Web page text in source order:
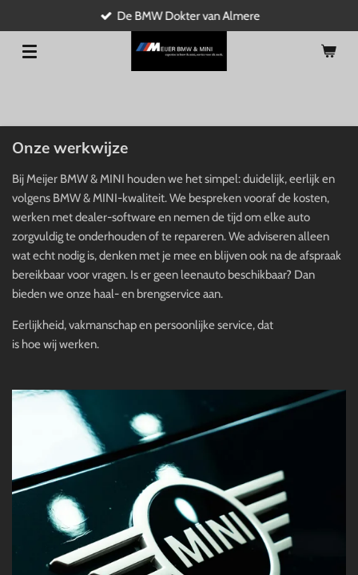
direct
naar
De BMW Dokter van Almere
Onze werkwijze
Bij Meijer BMW & MINI houden we het simpel: duidelijk, eerlijk en
volgens BMW & MINI-kwaliteit. We bespreken vooraf de kosten,
werken met dealer-software en nemen de tijd om elke auto
zorgvuldig te onderhouden of te repareren. We adviseren alleen
wat echt nodig is, denken met je mee en blijven ook na de afspraak
bereikbaar voor vragen. Is er geen leenauto beschikbaar? Dan
bieden we onze haal- en brengservice aan.
Eerlijkheid, vakmanschap en persoonlijke service, dat
is hoe wij werken.